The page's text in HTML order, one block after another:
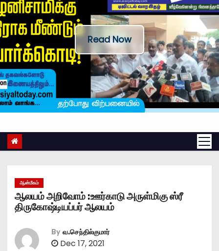
Read Now
ஆன்மீகம்
ஆலயம் அறிவோம் :ஊர்காடு அருள்மிகு ஸ்ரீ
திருகோஷ்டியப்பர் ஆலயம்
By வ.செந்தில்குமார்
Dec 17, 2021